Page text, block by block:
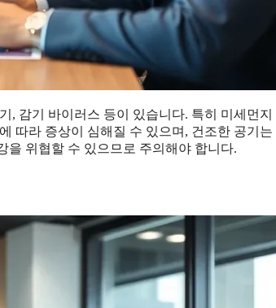
, 감기 바이러스 등이 있습니다. 특히 미세먼지
따라 증상이 심해질 수 있으며, 건조한 공기는
을 위협할 수 있으므로 주의해야 합니다.